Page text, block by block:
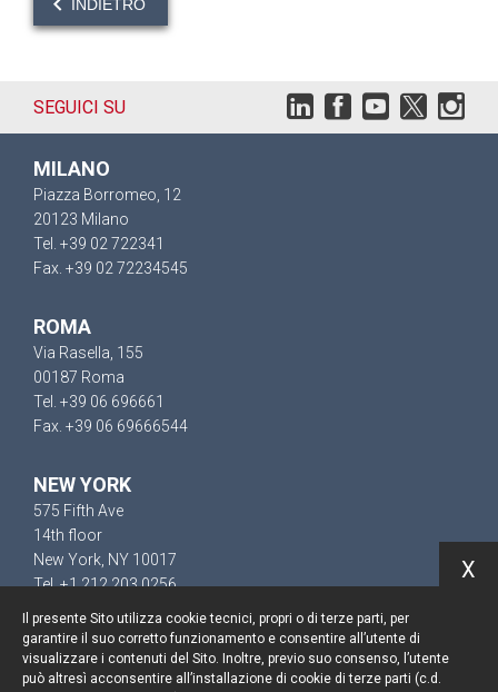
INDIETRO
SEGUICI SU
MILANO
Piazza Borromeo, 12
20123 Milano
Tel. +39 02 722341
Fax. +39 02 72234545
ROMA
Via Rasella, 155
00187 Roma
Tel. +39 06 696661
Fax. +39 06 69666544
NEW YORK
575 Fifth Ave
14th floor
New York, NY 10017
Tel. +1 212 203 0256
Il presente Sito utilizza cookie tecnici, propri o di terze parti, per
garantire il suo corretto funzionamento e consentire all’utente di
visualizzare i contenuti del Sito. Inoltre, previo suo consenso, l’utente
può altresì acconsentire all’installazione di cookie di terze parti (c.d.
X